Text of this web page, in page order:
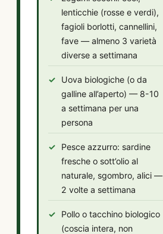
lenticchie (rosse e verdi),
fagioli borlotti, cannellini,
fave — almeno 3 varietà
diverse a settimana
Uova biologiche (o da
galline all’aperto) — 8-10
a settimana per una
persona
Pesce azzurro: sardine
fresche o sott’olio al
naturale, sgombro, alici —
2 volte a settimana
Pollo o tacchino biologico
(coscia intera, non